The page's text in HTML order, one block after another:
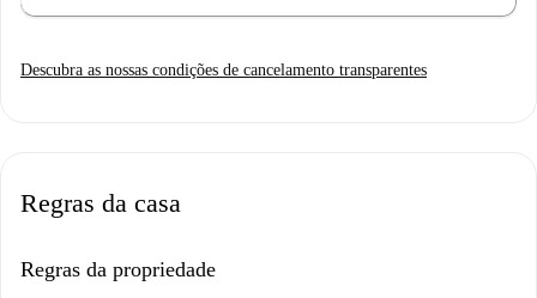
Descubra as nossas condições de cancelamento transparentes
Regras da casa
Regras da propriedade